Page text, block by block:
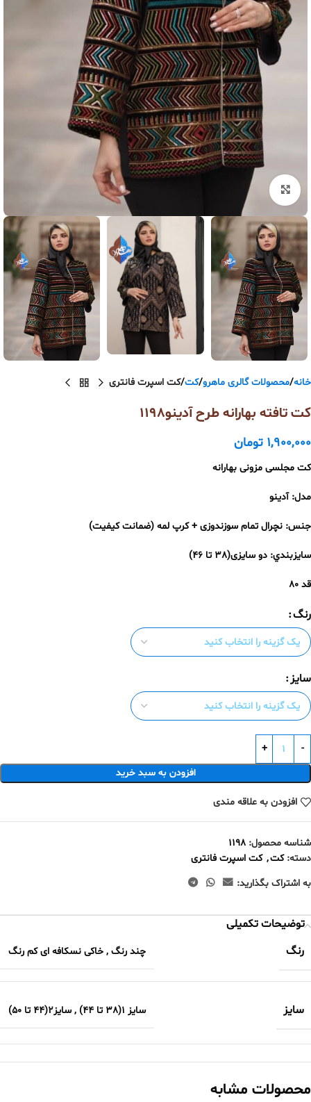
بزرگنمایی تصویر
خانه محصولات گالری ماهرو کت کت اسپرت فانتری
کت تافته بهارانه طرح آدینو1198
1,900,000 تومان
کت مجلسی مزونی بهارانه
مدل:آدینو
جنس: نچرال تمام سوزندوزی +کرپ لمه (ضمانت کیفیت)
سايزبندي: دو سایزی(38 تا )
قد ۸۰
رنگ
سایز
افزودن به سبد خرید
افزودن به علاقه مندی
شناسه محصول: 1198
دسته: کت, کت اسپرت فانتری
به اشتراک بگذارید:
توضیحات تکمیلی
رنگ
چند رنگ , خاکی نسکافه ای کم رنگ
سایز سایز 1(38 تا 44) ,سایز2(44 تا 50)
محصولات مشابه